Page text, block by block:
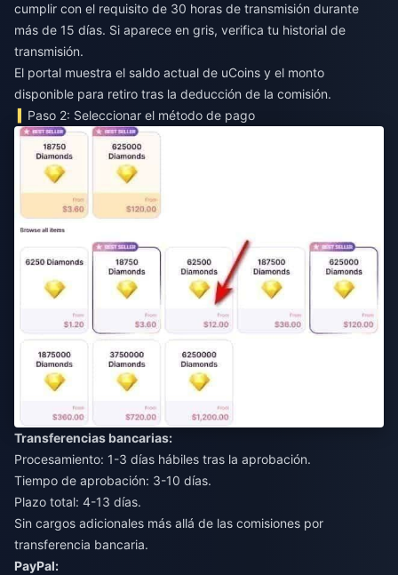
cumplir con el requisito de 30 horas de transmisión durante
más de 15 días. Si aparece en gris, verifica tu historial de
transmisión.
El portal muestra el saldo actual de uCoins y el monto
disponible para retiro tras la deducción de la comisión.
Paso 2: Seleccionar el método de pago
Transferencias bancarias:
Procesamiento: 1-3 días hábiles tras la aprobación.
Tiempo de aprobación: 3-10 días.
Plazo total: 4-13 días.
Sin cargos adicionales más allá de las comisiones por
transferencia bancaria.
PayPal: